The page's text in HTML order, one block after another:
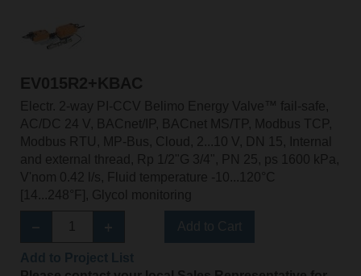
EV015R2+KBAC
Electr. 2-way PI-CCV Belimo Energy Valve™ fail-safe,
AC/DC 24 V, BACnet/IP, BACnet MS/TP, Modbus TCP,
Modbus RTU, MP-Bus, Cloud, 2...10 V, DN 15, Internal
and external thread, Rp 1/2"G 3/4", PN 25, ps 1600 kPa,
V'nom 0.42 l/s, Fluid temperature -10...120°C
[14...248°F], Glycol monitoring